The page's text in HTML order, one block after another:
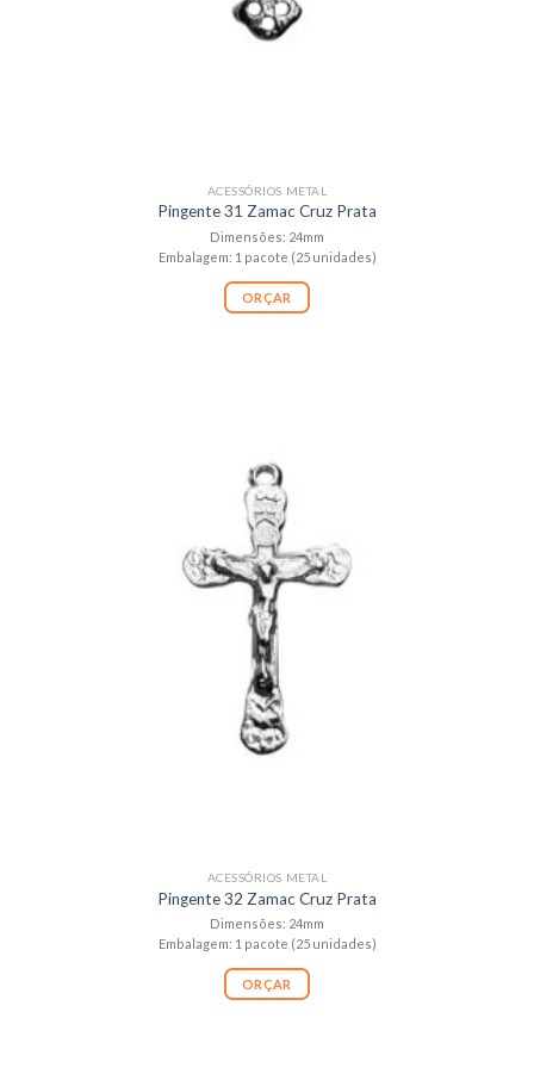
ACESSÓRIOS METAL
Pingente 31 Zamac Cruz Prata
Dimensões: 24mm
Embalagem: 1 pacote (25 unidades)
ORÇAR
ACESSÓRIOS METAL
Pingente 32 Zamac Cruz Prata
Dimensões: 24mm
Embalagem: 1 pacote (25 unidades)
ORÇAR